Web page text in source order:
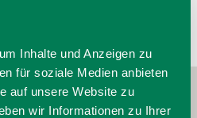
Inhalte und Anzeigen zu
für soziale Medien anbieten
auf unsere Website zu
wir Informationen zu Ihrer